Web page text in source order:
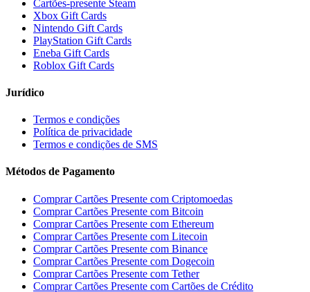
Cartões-presente Steam
Xbox Gift Cards
Nintendo Gift Cards
PlayStation Gift Cards
Eneba Gift Cards
Roblox Gift Cards
Jurídico
Termos e condições
Política de privacidade
Termos e condições de SMS
Métodos de Pagamento
Comprar Cartões Presente com Criptomoedas
Comprar Cartões Presente com Bitcoin
Comprar Cartões Presente com Ethereum
Comprar Cartões Presente com Litecoin
Comprar Cartões Presente com Binance
Comprar Cartões Presente com Dogecoin
Comprar Cartões Presente com Tether
Comprar Cartões Presente com Cartões de Crédito